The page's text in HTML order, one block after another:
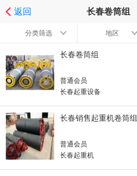
返回 长春卷筒组
分类筛选 地区
长春卷筒组
普通会员
长春起重设备
长春销售起重机卷筒组
普通会员
长春起重机